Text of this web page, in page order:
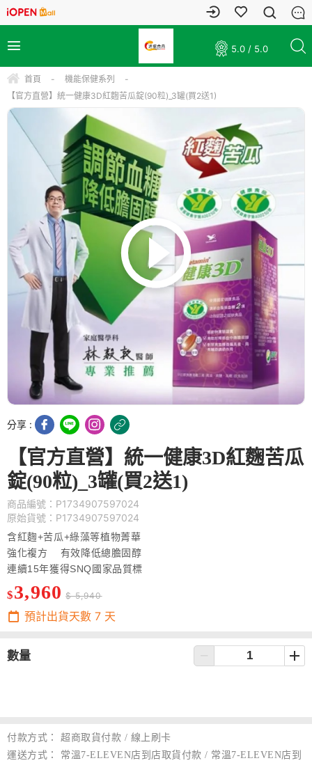
5.0 / 5.0
首頁 - 機能保健系列
-
【官方直營】統一健康3D紅麴苦瓜錠(90粒)_3罐(買2送1)
分享 :
【官方直營】統一健康3D紅麴苦瓜
錠(90粒)_3罐(買2送1)
商品編號：P1734907597024
原始貨號：P1734907597024
含紅麴+苦瓜+綠藻等植物菁華
強化複方 有效降低總膽固醇
連續15年獲得SNQ國家品質標
$3,960 $ 5,940
預計出貨天數 7 天
數量
付款方式：
超商取貨付款 / 線上刷卡
運送方式：
常溫7-ELEVEN店到店取貨付款 / 常溫7-ELEVEN店到